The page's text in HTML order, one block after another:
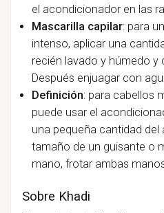
el acondicionador en las
Mascarilla capilar: para
intenso, aplicar una
recién lavado y húmedo y
Después enjuagar con
Definición: para cabellos
puede usar el
una pequeña cantidad
tamaño de un guisante o
mano, frotar ambas
Sobre Khadi